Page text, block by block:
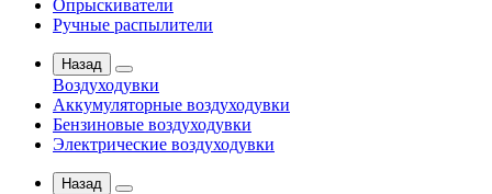
Опрыскиватели
Ручные распылители
Назад
Воздуходувки
Аккумуляторные воздуходувки
Бензиновые воздуходувки
Электрические воздуходувки
Назад